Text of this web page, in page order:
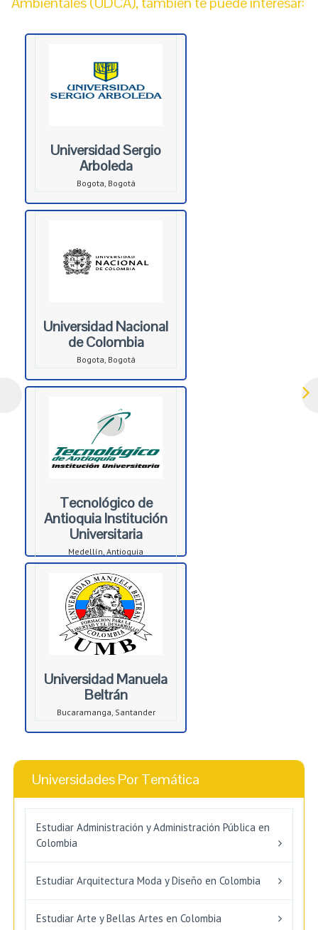
Universidad Sergio
Arboleda
Bogota, Bogotá
Universidad Nacional
de Colombia
Bogota, Bogotá
Tecnológico de
Antioquia Institución
Universitaria
Medellín, Antioquia
Universidad Manuela
Beltrán
Bucaramanga, Santander
Universidades Por Temática
Estudiar Administración y Administración Pública en
Colombia
Estudiar Arquitectura Moda y Diseño en Colombia
Estudiar Arte y Bellas Artes en Colombia